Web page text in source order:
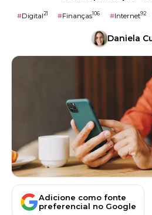
#Digital21 #Finanças106 #Internet92
Daniela
Adicione como fonte
preferencial no Google